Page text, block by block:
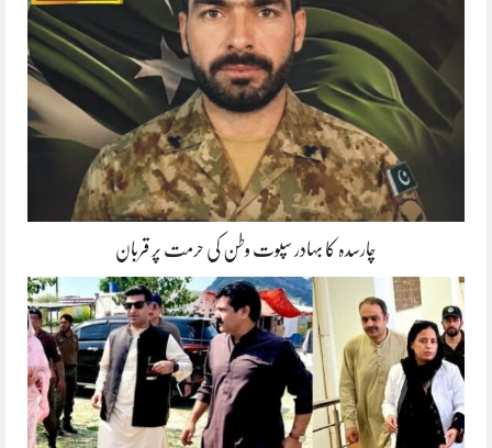
چارسدہ کا بہادر سپوت وطن کی حرمت پر قربان